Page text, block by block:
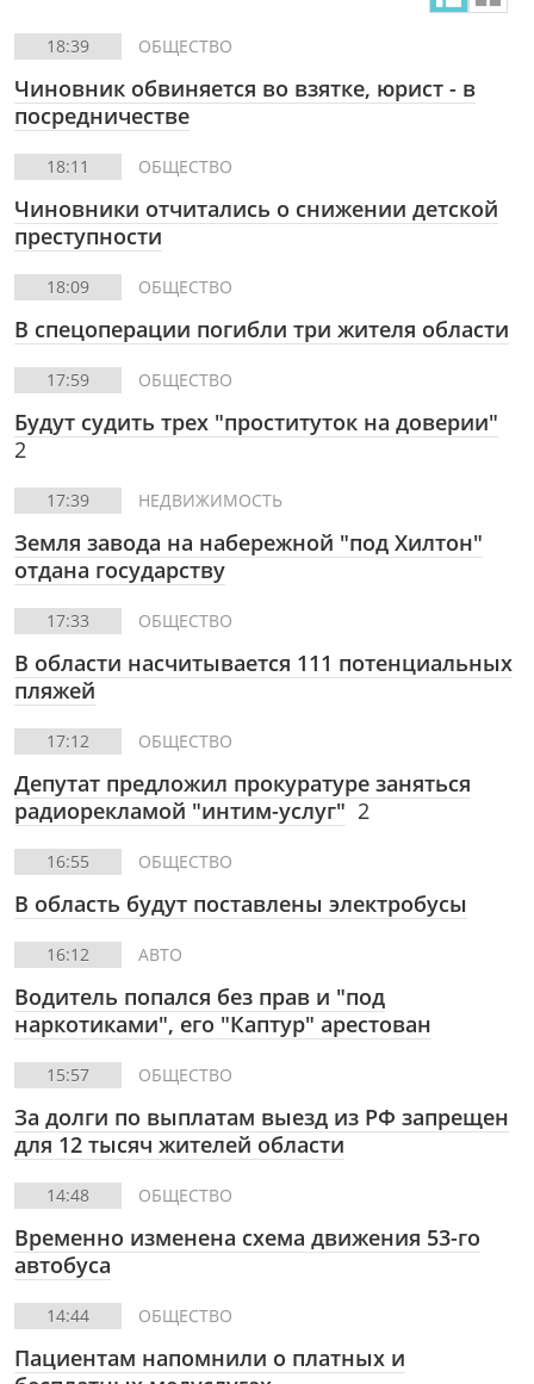
18:39 ОБЩЕСТВО
Чиновник обвиняется во взятке, юрист - в
посредничестве
18:11 ОБЩЕСТВО
Чиновники отчитались о снижении детской
преступности
18:09 ОБЩЕСТВО
В спецоперации погибли три жителя области
17:59 ОБЩЕСТВО
Будут судить трех "проституток на доверии"
2
17:39 НЕДВИЖИМОСТЬ
Земля завода на набережной "под Хилтон"
отдана государству
17:33 ОБЩЕСТВО
В области насчитывается 111 потенциальных
пляжей
17:12 ОБЩЕСТВО
Депутат предложил прокуратуре заняться
радиорекламой "интим-услуг" 2
16:55 ОБЩЕСТВО
В область будут поставлены электробусы
16:12 АВТО
Водитель попался без прав и "под
наркотиками", его "Каптур" арестован
15:57 ОБЩЕСТВО
За долги по выплатам выезд из РФ запрещен
для 12 тысяч жителей области
14:48 ОБЩЕСТВО
Временно изменена схема движения 53-го
автобуса
14:44 ОБЩЕСТВО
Пациентам напомнили о платных и